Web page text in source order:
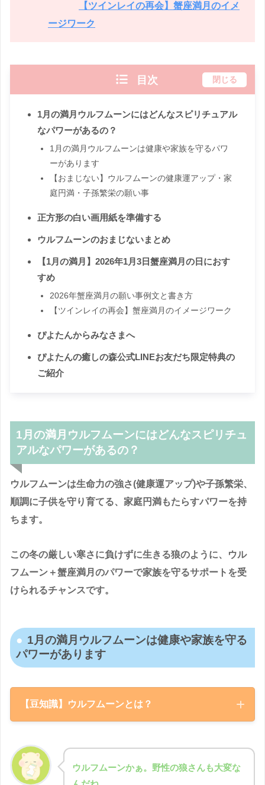
【ツインレイの再会】蟹座満月のイメ
ージワーク
目次 閉じる
1月の満月ウルフムーンにはどんなスピリチュアル
なパワーがあるの？
1月の満月ウルフムーンは健康や家族を守るパワ
ーがあります
【おまじない】ウルフムーンの健康運アップ・家
庭円満・子孫繁栄の願い事
正方形の白い画用紙を準備する
ウルフムーンのおまじないまとめ
【1月の満月】2026年1月3日蟹座満月の日におす
すめ
2026年蟹座満月の願い事例文と書き方
【ツインレイの再会】蟹座満月のイメージワーク
ぴよたんからみなさまへ
ぴよたんの癒しの森公式LINEお友だち限定特典の
ご紹介
1月の満月ウルフムーンにはどんなスピリチュ
アルなパワーがあるの？
ウルフムーンは生命力の強さ(健康運アップ)や子孫繁栄、
順調に子供を守り育てる、家庭円満もたらすパワーを持
ちます。
この冬の厳しい寒さに負けずに生きる狼のように、ウル
フムーン＋蟹座満月のパワーで家族を守るサポートを受
けられるチャンスです。
1月の満月ウルフムーンは健康や家族を守る
パワーがあります
【豆知識】ウルフムーンとは？
の中で食糧が尽きてしまった狼が遠吠えする時期という
ことに由来しています。自然界で生きることの厳しさを
乗り越えて子孫を繁栄させる狼の強さからウルフムーン
ウルフムーンかぁ。野性の狼さんも大変な